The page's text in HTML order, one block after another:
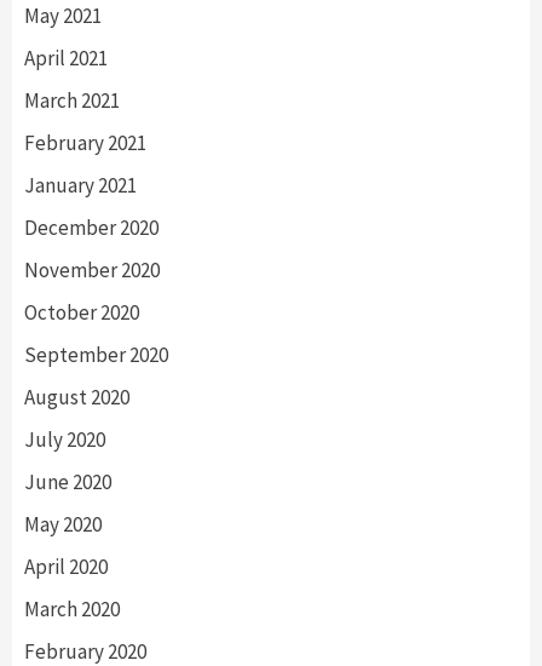
May 2021
April 2021
March 2021
February 2021
January 2021
December 2020
November 2020
October 2020
September 2020
August 2020
July 2020
June 2020
May 2020
April 2020
March 2020
February 2020